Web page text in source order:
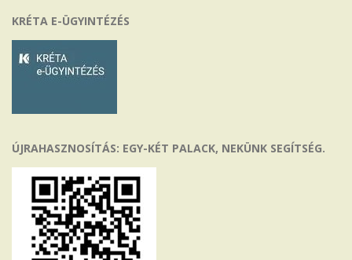
KRÉTA E-ÜGYINTÉZÉS
ÚJRAHASZNOSÍTÁS: EGY-KÉT PALACK, NEKÜNK SEGÍTSÉG.